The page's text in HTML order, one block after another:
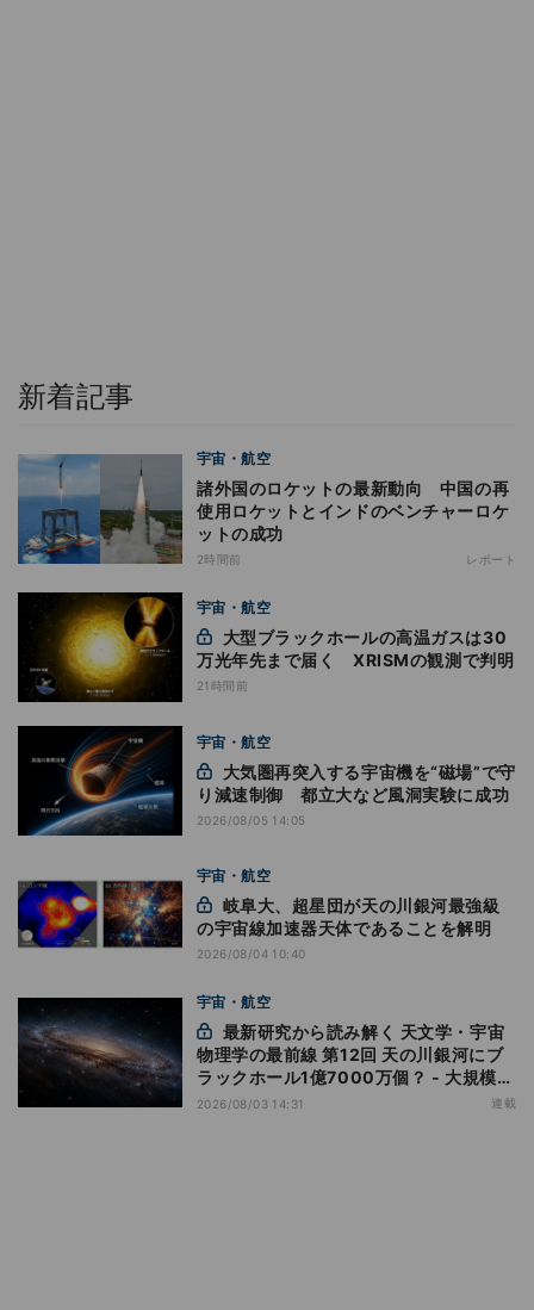
新着記事
宇宙・航空
諸外国のロケットの最新動向 中国の再
使用ロケットとインドのベンチャーロケ
ットの成功
2時間前 レポート
宇宙・航空
万光年先まで届く XRISMの観測で判明
21時間前
宇宙・航空
り減速制御 都立大など風洞実験に成功
2026/08/05 14:05
宇宙・航空
の宇宙線加速器天体であることを解明
2026/08/04 10:40
宇宙・航空
物理学の最前線 第12回 天の川銀河にブ
ラックホール1億7000万個？ - 大規模計
算が描くその分布
2026/08/03 14:31 連載